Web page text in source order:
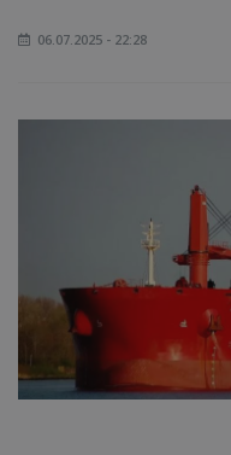
06.07.2025 - 22:28